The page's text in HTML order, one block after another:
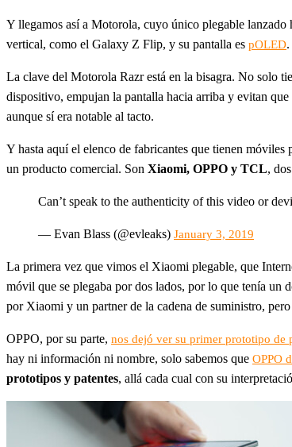
Y llegamos así a Motorola, cuyo único plegable lanzado
vertical, como el Galaxy Z Flip, y su pantalla es pOLED
La clave del Motorola Razr está en la bisagra. No solo
dispositivo, empujan la pantalla hacia arriba y evitan
aunque sí era notable al tacto.
Y hasta aquí el elenco de fabricantes que tienen
un producto comercial. Son Xiaomi, OPPO y TCL,
Can’t speak to the authenticity of this video or
— Evan Blass (@evleaks) January 3, 2019
La primera vez que vimos el Xiaomi plegable, que
móvil que se plegaba por dos lados, por lo que tenía un
por Xiaomi y un partner de la cadena de suministro,
OPPO, por su parte, nos dejó ver su primer prototipo de
hay ni información ni nombre, solo sabemos que OPPO
prototipos y patentes, allá cada cual con su